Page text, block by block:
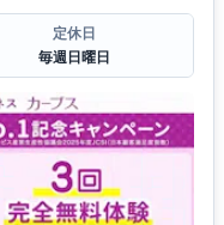
定休日
毎週日曜日